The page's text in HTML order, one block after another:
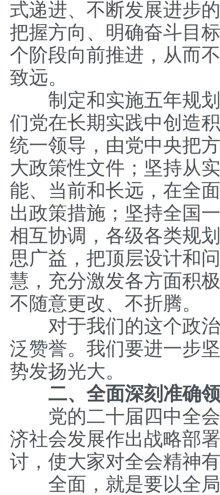
式递进、不断发展进步
把握方向、明确奋斗目
个阶段向前推进，从而
致远。
制定和实施五年规划
们党在长期实践中创造
统一领导，由党中央把
大政策性文件；坚持从
能、当前和长远，在全
出政策措施；坚持全国
相互协调，各级各类规
思广益，把顶层设计和
慧，充分激发各方面积
不随意更改、不折腾。
对于我们的这个政治
泛赞誉。我们要进一步
势发扬光大。
二、全面深刻准确
党的二十届四中全会
济社会发展作出战略部
讨，使大家对全会精神
全面，就是要以全局